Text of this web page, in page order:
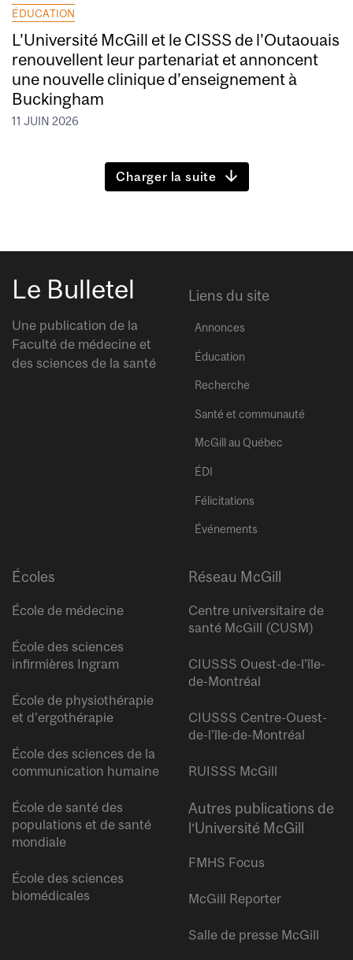
ÉDUCATION
L’Université McGill et le CISSS de l’Outaouais
renouvellent leur partenariat et annoncent
une nouvelle clinique d’enseignement à
Buckingham
11 JUIN 2026
Charger la suite
Le Bulletel
Une publication de la
Faculté de médecine et
des sciences de la santé
Liens du site
Annonces
Éducation
Recherche
Santé et communauté
McGill au Québec
ÉDI
Félicitations
Événements
Écoles
École de médecine
École des sciences
infirmières Ingram
École de physiothérapie
et d’ergothérapie
École des sciences de la
communication humaine
École de santé des
populations et de santé
mondiale
École des sciences
biomédicales
Réseau McGill
Centre universitaire de
santé McGill (CUSM)
CIUSSS Ouest-de-l’île-
de-Montréal
CIUSSS Centre-Ouest-
de-l’île-de-Montréal
RUISSS McGill
Autres publications de
l’Université McGill
FMHS Focus
McGill Reporter
Salle de presse McGill